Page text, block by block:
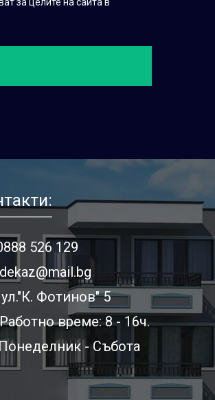
526 129
Фотинов" 5
време: 8 - 16ч.
- Събота